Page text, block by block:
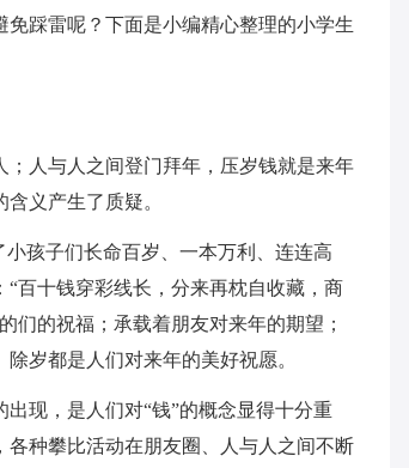
踩雷呢？下面是小编精心整理的小学生
人与人之间登门拜年，压岁钱就是来年
义产生了质疑。
孩子们长命百岁、一本万利、连连高
百十钱穿彩线长，分来再枕自收藏，商
们的祝福；承载着朋友对来年的期望；
岁都是人们对来年的美好祝愿。
现，是人们对“钱”的概念显得十分重
种攀比活动在朋友圈、人与人之间不断